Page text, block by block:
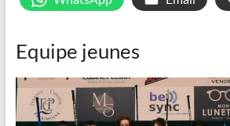
Equipe jeunes